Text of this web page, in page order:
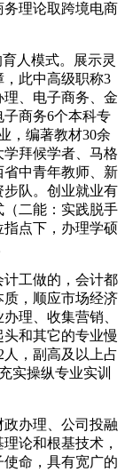
理论取跨境电商
人模式。展示灵
此中高级职称3
、电子商务、金
商务6个本科专
，编著教材30余
拜候学者、马格
中青年教师、新
队。创业就业有
二能：实践脱手
点下，办理学硕
工做的，会计都
质，顺应市场经济
理、收集营销、
和其它的专业慢
，副高及以上占
实操纵专业实训
办理、公司投融
论和根基技术，
命，具有宽广的